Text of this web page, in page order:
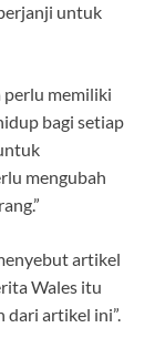
untuk
perlu memiliki
bagi setiap
mengubah
artikel
Wales itu
dari artikel ini”.